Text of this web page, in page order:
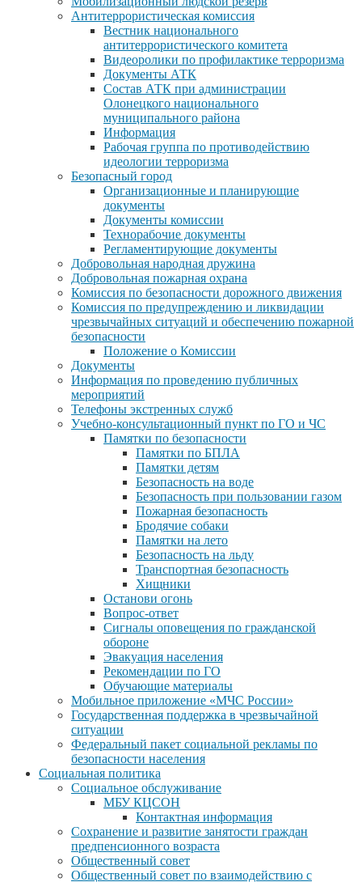
Антитеррористическая комиссия
Вестник национального
антитеррористического комитета
Видеоролики по профилактике терроризма
Документы АТК
Состав АТК при администрации
Олонецкого национального
муниципального района
Информация
Рабочая группа по противодействию
идеологии терроризма
Безопасный город
Организационные и планирующие
документы
Документы комиссии
Технорабочие документы
Регламентирующие документы
Добровольная народная дружина
Добровольная пожарная охрана
Комиссия по безопасности дорожного движения
Комиссия по предупреждению и ликвидации
чрезвычайных ситуаций и обеспечению пожарной
безопасности
Положение о Комиссии
Документы
Информация по проведению публичных
мероприятий
Телефоны экстренных служб
Учебно-консультационный пункт по ГО и ЧС
Памятки по безопасности
Памятки по БПЛА
Памятки детям
Безопасность на воде
Безопасность при пользовании газом
Пожарная безопасность
Бродячие собаки
Памятки на лето
Безопасность на льду
Транспортная безопасность
Хищники
Останови огонь
Вопрос-ответ
Сигналы оповещения по гражданской
обороне
Эвакуация населения
Рекомендации по ГО
Обучающие материалы
Мобильное приложение «МЧС России»
Государственная поддержка в чрезвычайной
ситуации
Федеральный пакет социальной рекламы по
безопасности населения
Социальная политика
Социальное обслуживание
МБУ КЦСОН
Контактная информация
Сохранение и развитие занятости граждан
предпенсионного возраста
Общественный совет
Общественный совет по взаимодействию с